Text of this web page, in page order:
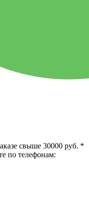
свыше 30000 руб. *
по телефонам: